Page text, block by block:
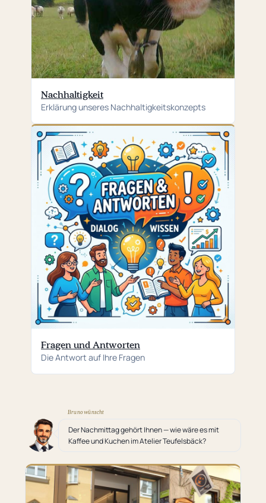
Nachhaltigkeit
Erklärung unseres Nachhaltigkeitskonzepts
Fragen und Antworten
Die Antwort auf Ihre Fragen
Bruno wünscht
Der Nachmittag gehört Ihnen — wie wäre es mit
Kaffee und Kuchen im Atelier Teufelsbäck?